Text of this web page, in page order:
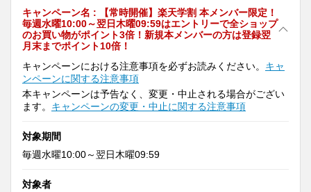
キャンペーン名 : 【常時開催】楽天学割 本メンバー限定！
毎週水曜10:00～翌日木曜09:59はエントリーで全ショップ
のお買い物がポイント3倍！新規本メンバーの方は登録翌
月末までポイント10倍！
キャンペーンにおける注意事項を必ずお読みください。 キャ
ンペーンに関する注意事項
本キャンペーンは予告なく、変更・中止される場合がござい
ます。 キャンペーンの変更・中止に関する注意事項
対象期間
毎週水曜10:00～翌日木曜09:59
対象者